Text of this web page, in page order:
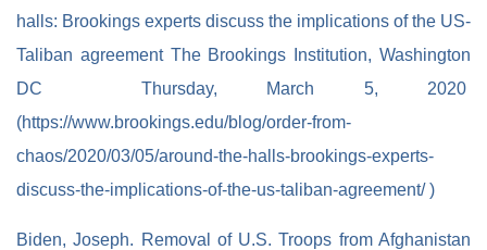
halls: Brookings experts discuss the implications of the US-
Taliban agreement The Brookings Institution, Washington
DC Thursday, March 5, 2020
(https://www.brookings.edu/blog/order-from-
chaos/2020/03/05/around-the-halls-brookings-experts-
discuss-the-implications-of-the-us-taliban-agreement/ )
Biden, Joseph. Removal of U.S. Troops from Afghanistan